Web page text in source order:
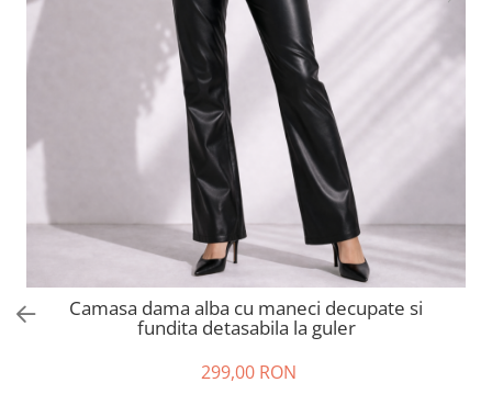
Tricouri si topuri
Rochii de eveniment
Camasa dama alba cu maneci decupate si
fundita detasabila la guler
299,00 RON